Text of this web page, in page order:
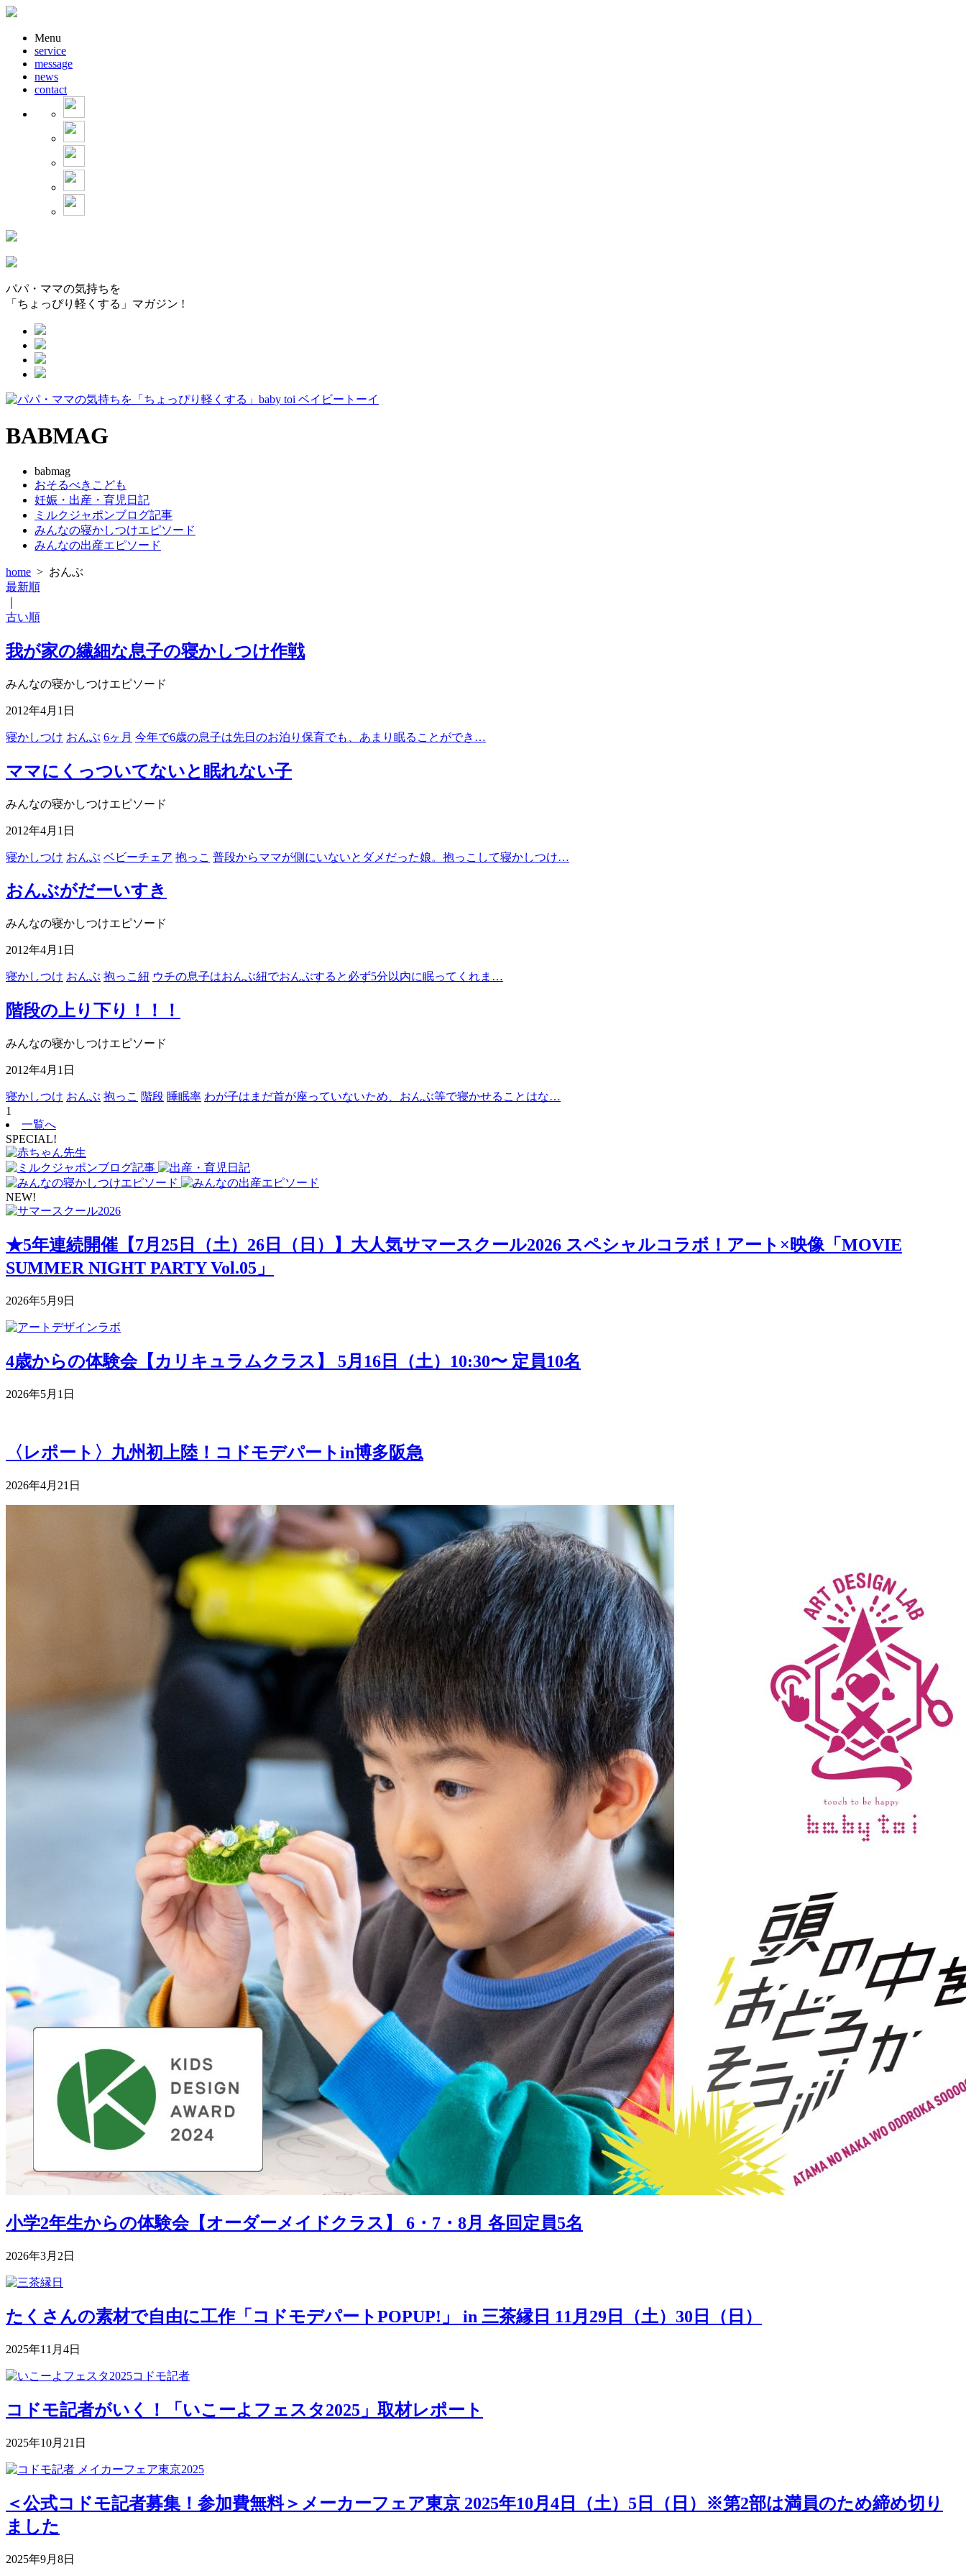
Menu
service
message
news
contact
パパ・ママの気持ちを
「ちょっぴり軽くする」マガジン !
BABMAG
babmag
おそるべきこども
妊娠・出産・育児日記
ミルクジャポンブログ記事
みんなの寝かしつけエピソード
みんなの出産エピソード
home > おんぶ
最新順
古い順
我が家の繊細な息子の寝かしつけ作戦
みんなの寝かしつけエピソード
2012年4月1日
寝かしつけ おんぶ 6ヶ月 今年で6歳の息子は先日のお泊り保育でも、あまり眠ることができ…
ママにくっついてないと眠れない子
みんなの寝かしつけエピソード
2012年4月1日
寝かしつけ おんぶ ベビーチェア 抱っこ 普段からママが側にいないとダメだった娘。抱っこして寝かしつけ…
おんぶがだーいすき
みんなの寝かしつけエピソード
2012年4月1日
寝かしつけ おんぶ 抱っこ紐 ウチの息子はおんぶ紐でおんぶすると必ず5分以内に眠ってくれま…
階段の上り下り！！！
みんなの寝かしつけエピソード
2012年4月1日
寝かしつけ おんぶ 抱っこ 階段 睡眠率 わが子はまだ首が座っていないため、おんぶ等で寝かせることはな…
1
一覧へ
SPECIAL!
NEW!
★5年連続開催【7月25日（土）26日（日）】大人気サマースクール2026 スペシャルコラボ！アート×映像「MOVIE
SUMMER NIGHT PARTY Vol.05」
2026年5月9日
4歳からの体験会【カリキュラムクラス】 5月16日（土）10:30〜 定員10名
2026年5月1日
〈レポート〉九州初上陸！コドモデパートin博多阪急
2026年4月21日
小学2年生からの体験会【オーダーメイドクラス】 6・7・8月 各回定員5名
2026年3月2日
たくさんの素材で自由に工作「コドモデパートPOPUP!」 in 三茶縁日 11月29日（土）30日（日）
2025年11月4日
コドモ記者がいく！「いこーよフェスタ2025」取材レポート
2025年10月21日
＜公式コドモ記者募集！参加費無料＞メーカーフェア東京 2025年10月4日（土）5日（日）※第2部は満員のため締め切り
ました
2025年9月8日